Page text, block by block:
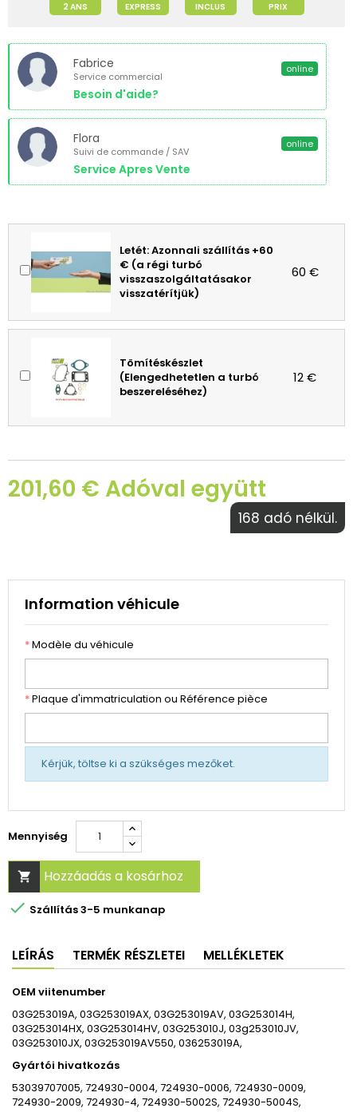
2 ANS EXPRESS INCLUS PRIX
Fabrice
Service commercial
Besoin d'aide?
online
Flora
Suivi de commande / SAV
Service Apres Vente
online
Letét: Azonnali szállítás +60
€ (a régi turbó
visszaszolgáltatásakor
visszatérítjük)
60 €
Tömítéskészlet
(Elengedhetetlen a turbó
beszereléséhez)
12 €
201,60 € Adóval együtt
168 adó nélkül.
Information véhicule
*Modèle du véhicule
*Plaque d'immatriculation ou Référence pièce
Kérjük, töltse ki a szükséges mezőket.
Mennyiség
 Hozzáadás a kosárhoz
 Szállítás 3-5 munkanap
LEÍRÁS TERMÉK RÉSZLETEI MELLÉKLETEK
OEM viitenumber
03G253019A, 03G253019AX, 03G253019AV, 03G253014H,
03G253014HX, 03G253014HV, 03G253010J, 03g253010JV,
03G253010JX, 03G253019AV550, 036253019A,
Gyártói hivatkozás
53039707005, 724930-0004, 724930-0006, 724930-0009,
724930-2009, 724930-4, 724930-5002S, 724930-5004S,